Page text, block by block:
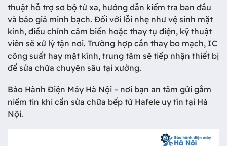
thuật hỗ trợ sơ bộ từ xa, hướng dẫn kiểm tra ban đầu
và báo giá minh bạch. Đối với lỗi nhẹ như vệ sinh mặt
kính, điều chỉnh cảm biến hoặc thay tụ điện, kỹ thuật
viên sẽ xử lý tận nơi. Trường hợp cần thay bo mạch, IC
công suất hay mặt kính, trung tâm sẽ tiếp nhận thiết bị
để sửa chữa chuyên sâu tại xưởng.
Bảo Hành Điện Máy Hà Nội – nơi bạn an tâm gửi gắm
niềm tin khi cần sửa chữa bếp từ Hafele uy tín tại Hà
Nội.